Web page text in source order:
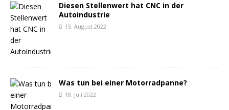
Diesen Stellenwert hat CNC in der
Autoindustrie
15. August 2022
Was tun bei einer Motorradpanne?
18. Juli 2022